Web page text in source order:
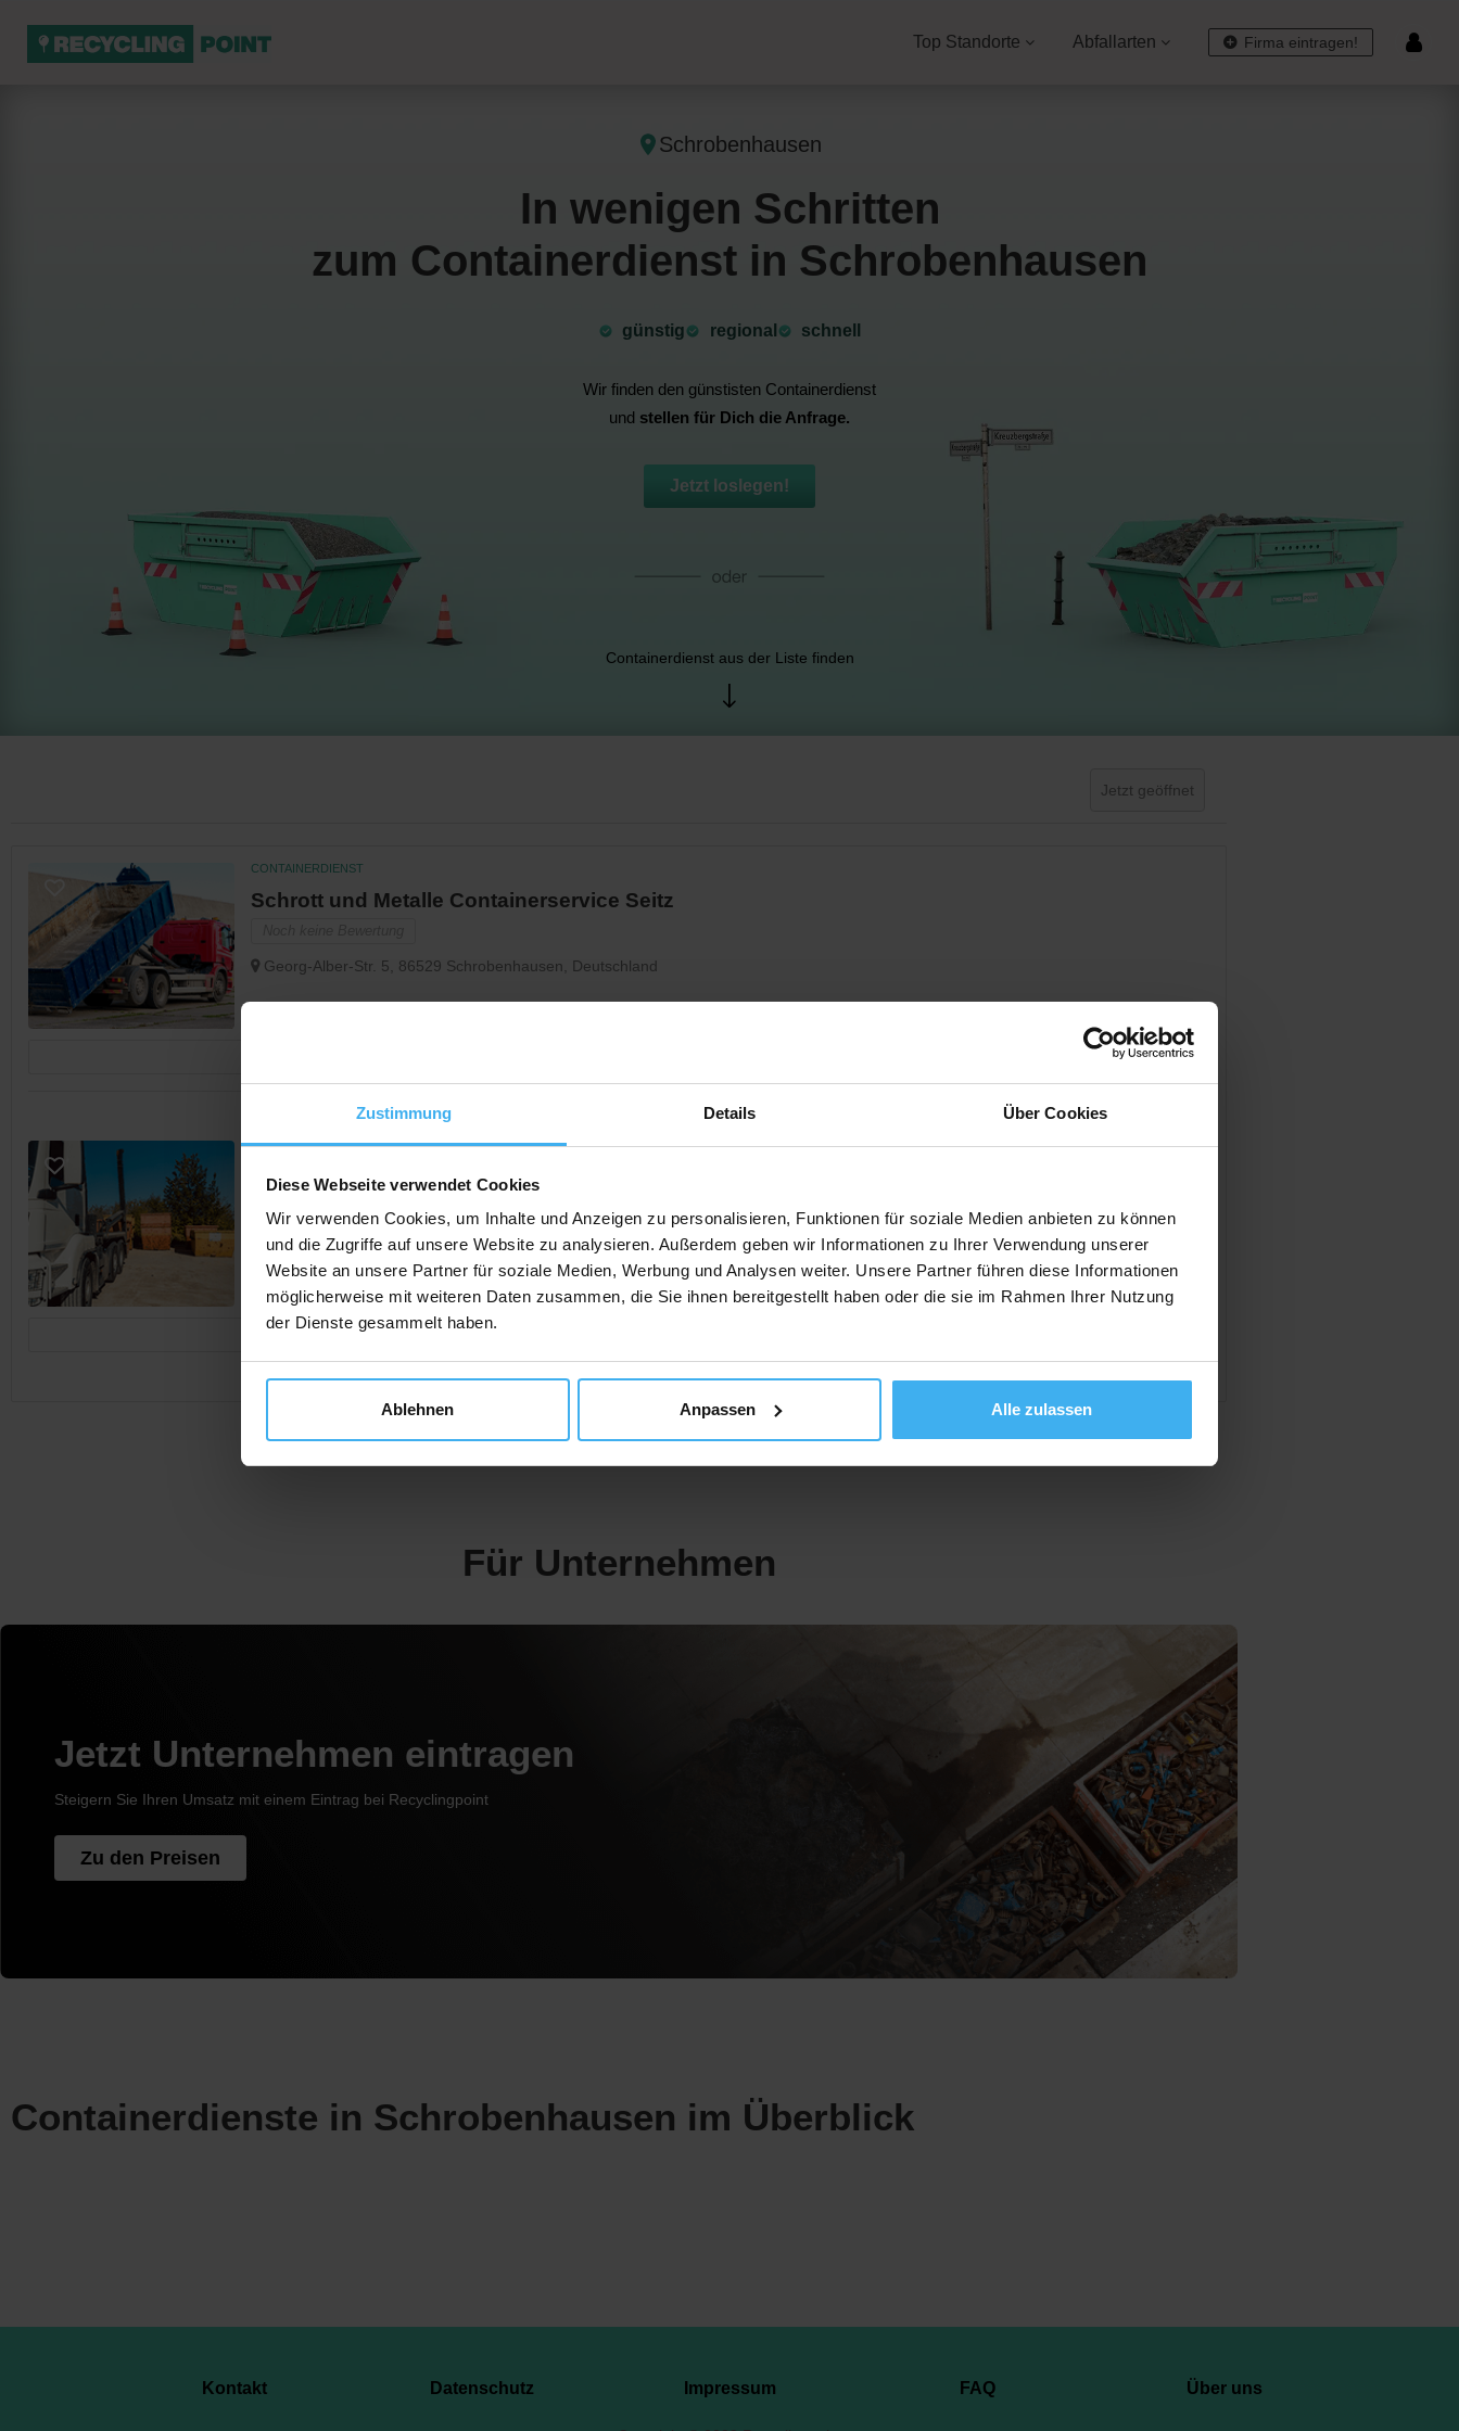
Zustimmung Details Über Cookies
Diese Webseite verwendet Cookies
Wir verwenden Cookies, um Inhalte und Anzeigen zu personalisieren, Funktionen für soziale Medien anbieten zu können
und die Zugriffe auf unsere Website zu analysieren. Außerdem geben wir Informationen zu Ihrer Verwendung unserer
Website an unsere Partner für soziale Medien, Werbung und Analysen weiter. Unsere Partner führen diese Informationen
möglicherweise mit weiteren Daten zusammen, die Sie ihnen bereitgestellt haben oder die sie im Rahmen Ihrer Nutzung
der Dienste gesammelt haben.
Ablehnen Anpassen Alle zulassen
Firma eintragen!
Top Standorte Abfallarten
Schrobenhausen
In wenigen Schritten
zum Containerdienst in Schrobenhausen
günstig ⁠regional schnell
Wir finden den günstisten Containerdienst
und stellen für Dich die Anfrage.
Jetzt loslegen!
Containerdienst aus der Liste finden
Jetzt geöffnet
CONTAINERDIENST
Schrott und Metalle Containerservice Seitz
Georg-Alber-Str. 5, 86529 Schrobenhausen, Deutschland
CONTAINERDIENST Day Off!
Gigler GmbH
Noch keine Bewertung
Gollingkreuter Weg 13, 86529 Schrobenhausen, Deutschland
Jetzt Anrufen
Für Unternehmen
Jetzt Unternehmen eintragen
Steigern Sie Ihren Umsatz mit einem Eintrag bei Recyclingpoint
Zu den Preisen
Containerdienste in Schrobenhausen im Überblick
Kontakt Datenschutz Impressum FAQ Über uns